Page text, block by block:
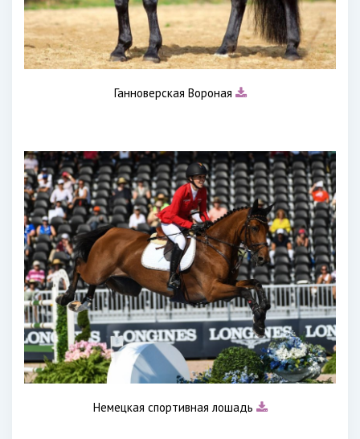
Ганноверская Вороная
Немецкая спортивная лошадь